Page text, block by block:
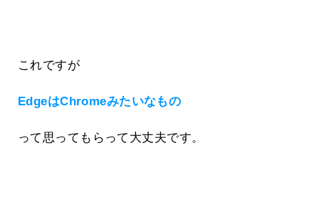
これですが
EdgeはChromeみたいなもの
って思ってもらって大丈夫です。